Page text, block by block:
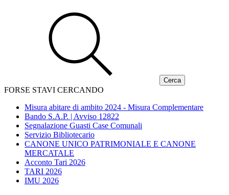
FORSE STAVI CERCANDO
Misura abitare di ambito 2024 - Misura Complementare
Bando S.A.P. | Avviso 12822
Segnalazione Guasti Case Comunali
Servizio Bibliotecario
CANONE UNICO PATRIMONIALE E CANONE
MERCATALE
Acconto Tari 2026
TARI 2026
IMU 2026